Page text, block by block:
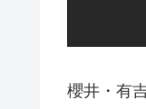
櫻井・有